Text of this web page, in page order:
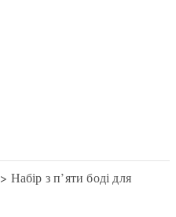
> Набір з п’яти боді для